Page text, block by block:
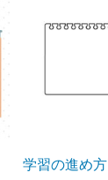
学習の進め方